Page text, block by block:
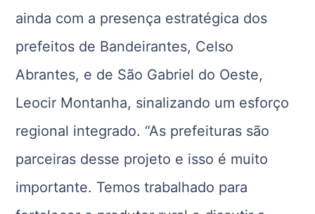
ainda com a presença estratégica dos
prefeitos de Bandeirantes, Celso
Abrantes, e de São Gabriel do Oeste,
Leocir Montanha, sinalizando um esforço
regional integrado. “As prefeituras são
parceiras desse projeto e isso é muito
importante. Temos trabalhado para